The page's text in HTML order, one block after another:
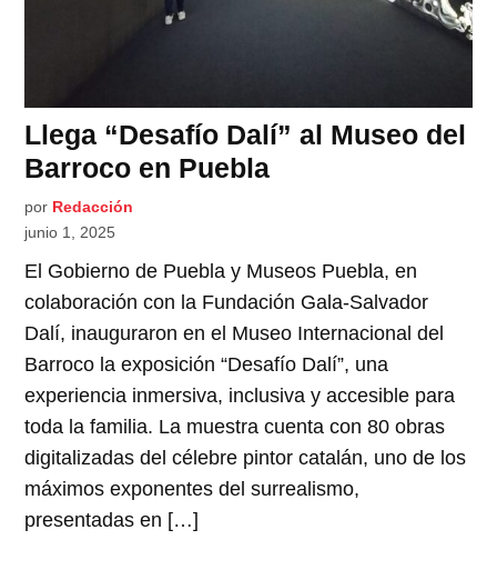
Llega “Desafío Dalí” al Museo del
Barroco en Puebla
por Redacción
junio 1, 2025
El Gobierno de Puebla y Museos Puebla, en
colaboración con la Fundación Gala-Salvador
Dalí, inauguraron en el Museo Internacional del
Barroco la exposición “Desafío Dalí”, una
experiencia inmersiva, inclusiva y accesible para
toda la familia. La muestra cuenta con 80 obras
digitalizadas del célebre pintor catalán, uno de los
máximos exponentes del surrealismo,
presentadas en […]